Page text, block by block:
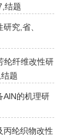
结题
究,省、
纶纤维改性研
题
AlN的机理研
丙纶织物改性